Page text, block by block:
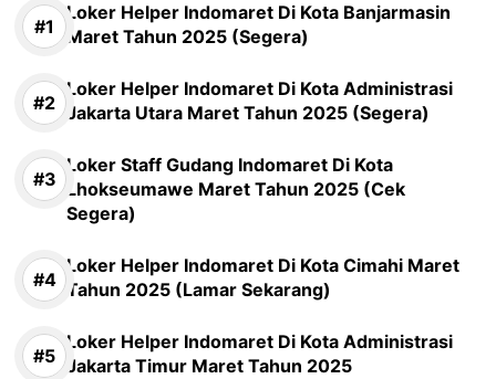
Loker Helper Indomaret Di Kota Banjarmasin
Maret Tahun 2025 (Segera)
Loker Helper Indomaret Di Kota Administrasi
Jakarta Utara Maret Tahun 2025 (Segera)
Loker Staff Gudang Indomaret Di Kota
Lhokseumawe Maret Tahun 2025 (Cek
Segera)
Loker Helper Indomaret Di Kota Cimahi Maret
Tahun 2025 (Lamar Sekarang)
Loker Helper Indomaret Di Kota Administrasi
Jakarta Timur Maret Tahun 2025